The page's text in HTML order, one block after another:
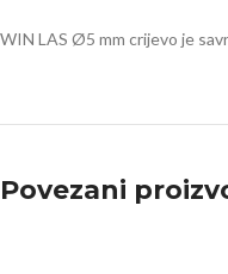
WIN LAS Ø5 mm crijevo je
Povezani